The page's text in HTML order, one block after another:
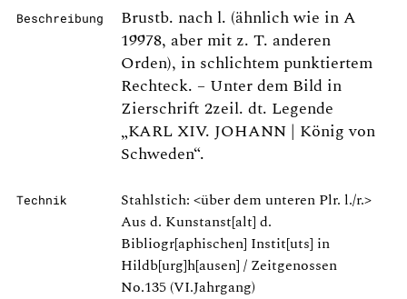
Beschreibung
Brustb. nach l. (ähnlich wie in A
19978, aber mit z. T. anderen
Orden), in schlichtem punktiertem
Rechteck. – Unter dem Bild in
Zierschrift 2zeil. dt. Legende
„KARL XIV. JOHANN | König von
Schweden“.
Technik
Stahlstich: <über dem unteren Plr. l./r.>
Aus d. Kunstanst[alt] d.
Bibliogr[aphischen] Instit[uts] in
Hildb[urg]h[ausen] / Zeitgenossen
No.135 (VI.Jahrgang)